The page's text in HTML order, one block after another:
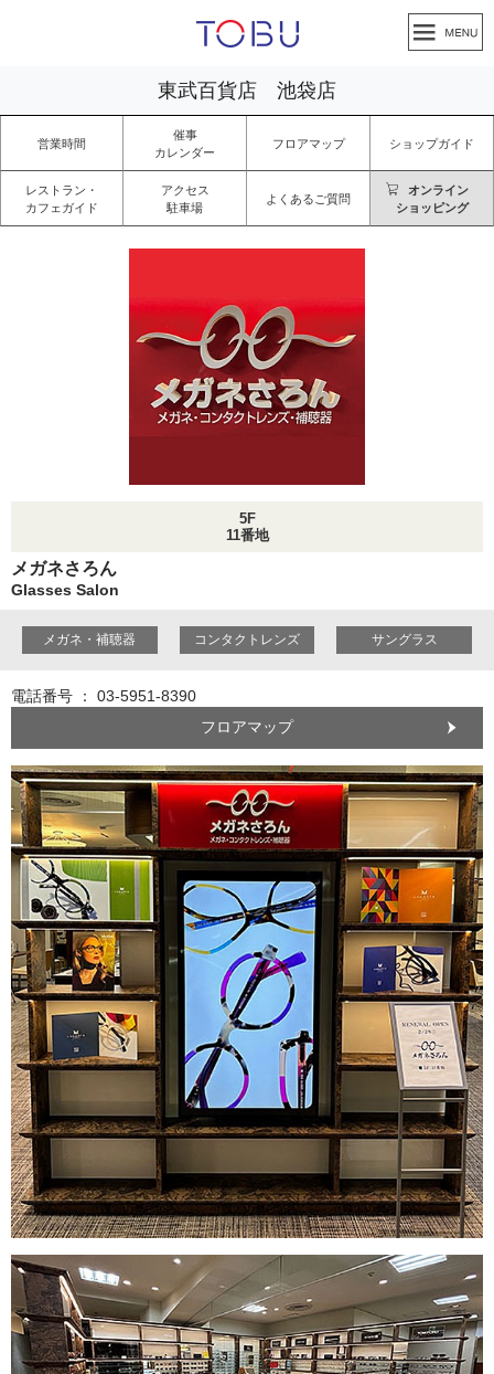
東武百貨店 池袋店
営業時間
催事
カレンダー
フロアマップ ショップガイド
レストラン・
カフェガイド
アクセス
駐車場
よくあるご質問
オンライン
ショッピング
5F
11番地
メガネさろん
Glasses Salon
メガネ・補聴器 コンタクトレンズ サングラス
電話番号 ： 03-5951-8390
フロアマップ